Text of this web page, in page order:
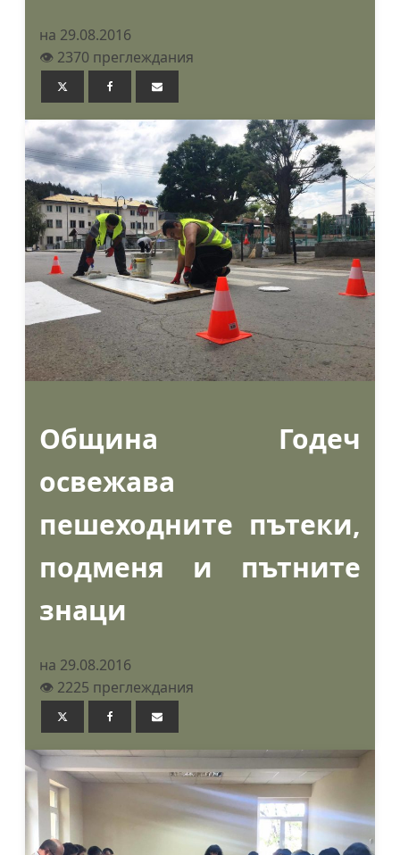
на 29.08.2016
👁️ 2370 преглеждания
Община Годеч
освежава
пешеходните пътеки,
подменя и пътните
знаци
на 29.08.2016
👁️ 2225 преглеждания